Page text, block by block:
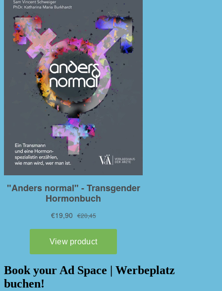
Book your Ad Space | Werbeplatz
buchen!